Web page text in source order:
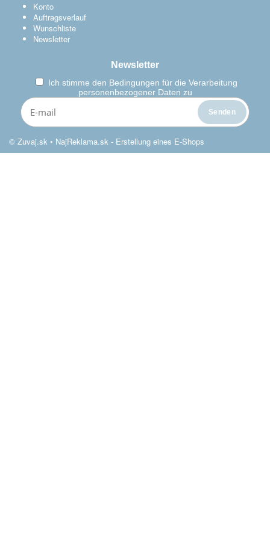
Konto
Auftragsverlauf
Wunschliste
Newsletter
Newsletter
Ich stimme den Bedingungen für die Verarbeitung
personenbezogener Daten zu
© Zuvaj.sk • NajReklama.sk - Erstellung eines E-Shops